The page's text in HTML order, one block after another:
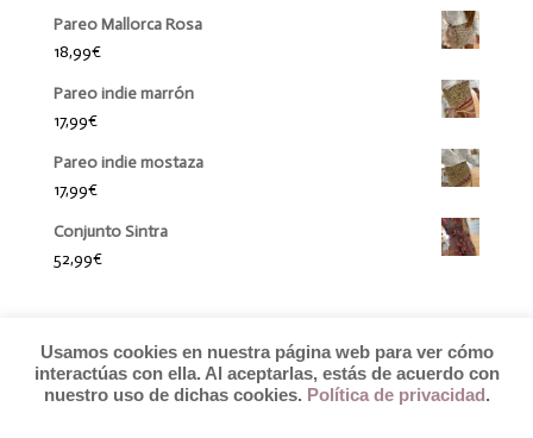
Pareo Mallorca Rosa
18,99€
Pareo indie marrón
17,99€
Pareo indie mostaza
17,99€
Conjunto Sintra
52,99€
Usamos cookies en nuestra página web para ver cómo
interactúas con ella. Al aceptarlas, estás de acuerdo con
nuestro uso de dichas cookies. Política de privacidad .